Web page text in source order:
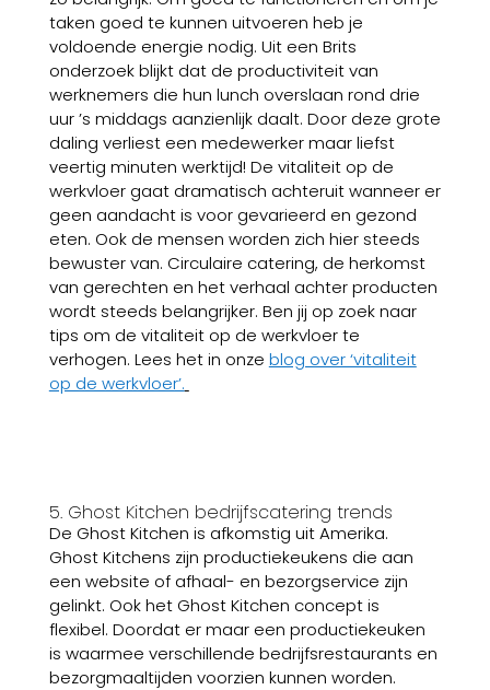
taken goed te kunnen uitvoeren heb je
voldoende energie nodig. Uit een Brits
onderzoek blijkt dat de productiviteit van
werknemers die hun lunch overslaan rond drie
uur ’s middags aanzienlijk daalt. Door deze grote
daling verliest een medewerker maar liefst
veertig minuten werktijd! De vitaliteit op de
werkvloer gaat dramatisch achteruit wanneer er
geen aandacht is voor gevarieerd en gezond
eten. Ook de mensen worden zich hier steeds
bewuster van. Circulaire catering, de herkomst
van gerechten en het verhaal achter producten
wordt steeds belangrijker. Ben jij op zoek naar
tips om de vitaliteit op de werkvloer te
verhogen. Lees het in onze blog over ‘vitaliteit
op de werkvloer’.
5. Ghost Kitchen bedrijfscatering trends
De Ghost Kitchen is afkomstig uit Amerika.
Ghost Kitchens zijn productiekeukens die aan
een website of afhaal- en bezorgservice zijn
gelinkt. Ook het Ghost Kitchen concept is
flexibel. Doordat er maar een productiekeuken
is waarmee verschillende bedrijfsrestaurants en
bezorgmaaltijden voorzien kunnen worden.